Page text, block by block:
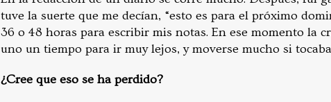
tuve la suerte que me decían, “esto es para el próximo
36 o 48 horas para escribir mis notas. En ese momento la
uno un tiempo para ir muy lejos, y moverse mucho si
¿Cree que eso se ha perdido?